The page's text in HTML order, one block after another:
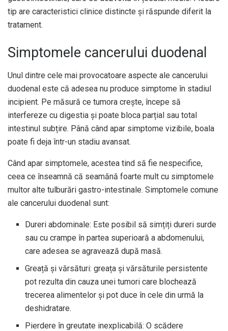
tip are caracteristici clinice distincte și răspunde diferit la
tratament.
Simptomele cancerului duodenal
Unul dintre cele mai provocatoare aspecte ale cancerului
duodenal este că adesea nu produce simptome în stadiul
incipient. Pe măsură ce tumora crește, începe să
interfereze cu digestia și poate bloca parțial sau total
intestinul subțire. Până când apar simptome vizibile, boala
poate fi deja într-un stadiu avansat.
Când apar simptomele, acestea tind să fie nespecifice,
ceea ce înseamnă că seamănă foarte mult cu simptomele
multor alte tulburări gastro-intestinale. Simptomele comune
ale cancerului duodenal sunt:
Dureri abdominale: Este posibil să simțiți dureri surde
sau cu crampe în partea superioară a abdomenului,
care adesea se agravează după masă.
Greață și vărsături: greața și vărsăturile persistente
pot rezulta din cauza unei tumori care blochează
trecerea alimentelor și pot duce în cele din urmă la
deshidratare.
Pierdere în greutate inexplicabilă: O scădere